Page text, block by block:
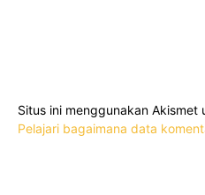
Situs ini menggunakan Akismet
Pelajari bagaimana data